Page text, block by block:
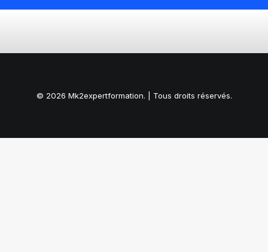
© 2026 Mk2expertformation. | Tous droits réservés.